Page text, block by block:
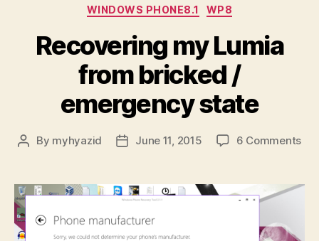
WINDOWS PHONE8.1
WP8
Recovering my Lumia
from bricked /
emergency state
Post
By myhyazid
PostJune 11, 2015 6 Commentson